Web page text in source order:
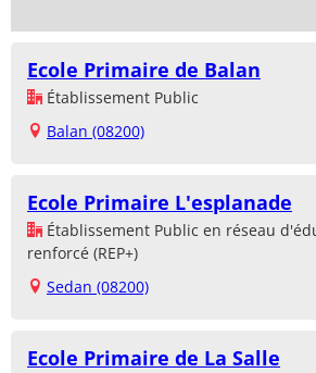
Ecole Primaire de Balan
Établissement Public
Balan (08200)
Ecole Primaire L'esplanade
Établissement Public en réseau
renforcé (REP+)
Sedan (08200)
Ecole Primaire de La Salle